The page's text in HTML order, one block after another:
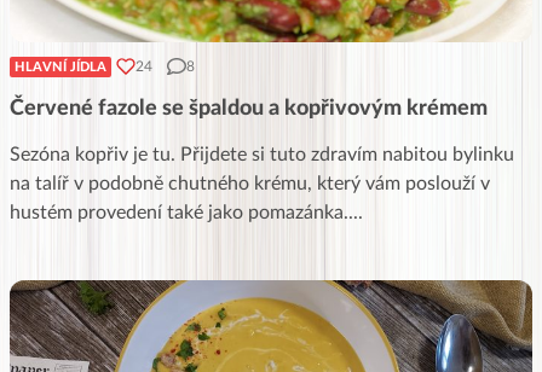
HLAVNÍ JÍDLA 24 8
Červené fazole se špaldou a kopřivovým krémem
Sezóna kopřiv je tu. Přijdete si tuto zdravím nabitou bylinku
na talíř v podobně chutného krému, který vám poslouží v
hustém provedení také jako pomazánka....